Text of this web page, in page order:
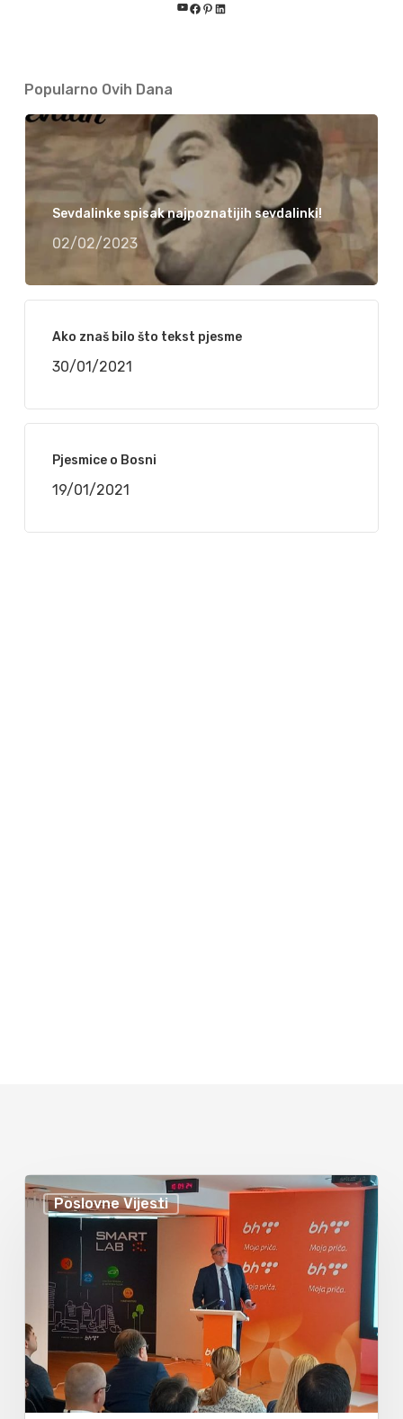
YouTube
Facebook
Pinterest
LinkedIn
Popularno Ovih Dana
Sevdalinke spisak najpoznatijih sevdalinki!
02/02/2023
Ako znaš bilo što tekst pjesme
30/01/2021
Pjesmice o Bosni
19/01/2021
Poslovne Vijesti